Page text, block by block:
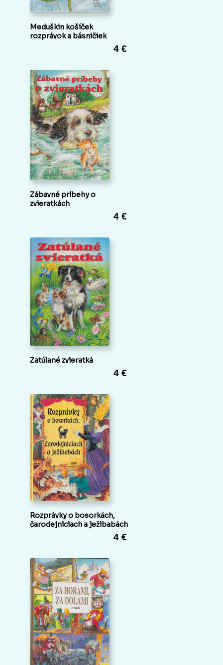
Meduškin košíček
rozprávok a básničiek
4 €
Zábavné príbehy o
zvieratkách
4 €
Zatúlané zvieratká
4 €
Rozprávky o bosorkách,
čarodejniciach a ježibabách
4 €